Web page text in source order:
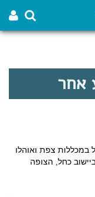
אחר
במכללות צפת ואוהלו
כחל, הצופה